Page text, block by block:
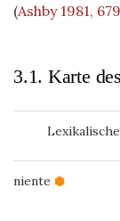
(Ashby 1981, 679
3.1. Karte
niente ⬢